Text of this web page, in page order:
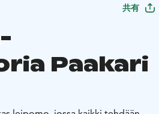
共有
Paakari